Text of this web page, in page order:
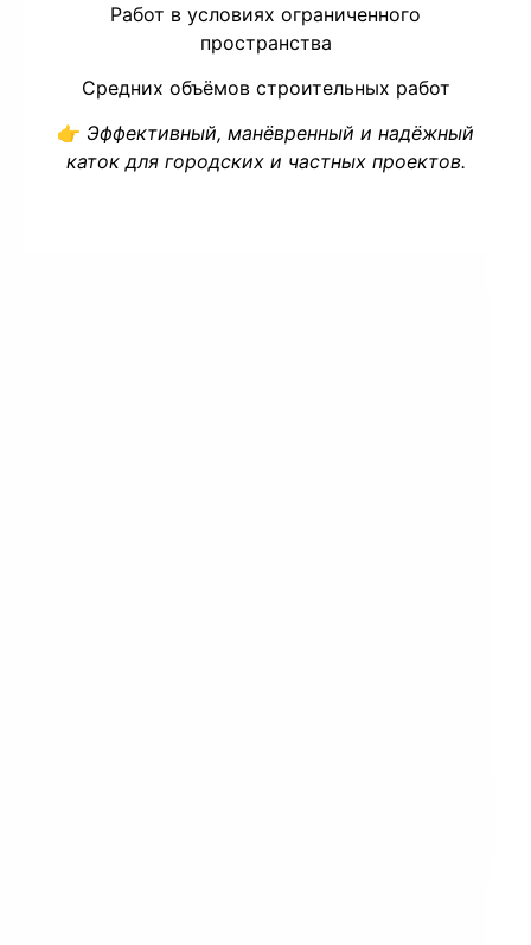
Работ в условиях ограниченного
пространства
Средних объёмов строительных работ
👉 Эффективный, манёвренный и надёжный
каток для городских и частных проектов.